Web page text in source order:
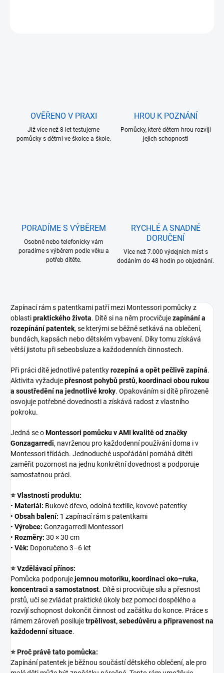
OVĚŘENO V PRAXI
Již více než 8 let testujeme
pomůcky s dětmi ve školce a škole.
HROU K POZNÁNÍ
Pomůcky, které dětem hrou rozvíjí
jejich schopnosti
PORADÍME S VÝBĚREM
Osobně nebo telefonicky vám
poradíme s výběrem podle věku a
potřeb dítěte.
RYCHLÉ A SNADNÉ
DORUČENÍ
Více než 7.000 výdejních míst s
dodáním do 48 hodin po objednání.
Zapínací rám s patentkami patří mezi Montessori pomůcky z
oblastipraktického života. Dítě si na něm procvičujezapínání a
rozepínání patentek, se kterými se běžně setkává na oblečení,
bundách, kapsách nebo dětském vybavení. Díky tomu získává
větší jistotu při sebeobsluze a každodenních činnostech.
Při práci dítě jednotlivé patentkyrozepíná a opět pečlivě zapíná.
Aktivita vyžadujepřesnost pohybů prstů, koordinaci obou rukou
a soustředění na jednotlivé kroky. Opakováním si dítě přirozeně
osvojuje potřebné dovednosti a získává radost z vlastního
pokroku.
Jedná se oMontessori pomůcku v AMI kvalitě od značky
Gonzagarredi, navrženou pro každodenní používání doma i v
Montessori třídách. Jednoduché uspořádání pomáhá dítěti
zaměřit pozornost na jednu konkrétní dovednost a podporuje
samostatnou práci.
⭐ Vlastnosti produktu:
• Materiál: Bukové dřevo, odolná textilie, kovové patentky
• Obsah balení: 1 zapínací rám s patentkami
• Výrobce: Gonzagarredi Montessori
• Rozměry: 30 × 30 cm
• Věk: Doporučeno 3–6 let
⭐ Vzdělávací přínos:
Pomůcka podporujejemnou motoriku, koordinaci oko–ruka,
koncentraci a samostatnost. Dítě si procvičuje sílu a přesnost
prstů, učí se zvládat praktické úkoly bez pomoci dospělého a
rozvíjí schopnost dokončit činnost od začátku do konce. Práce s
rámem zároveň posilujetrpělivost, sebedůvěru a připravenost na
každodenní situace.
⭐ Proč právě tato pomůcka:
Zapínání patentek je běžnou součástí dětského oblečení, ale pro